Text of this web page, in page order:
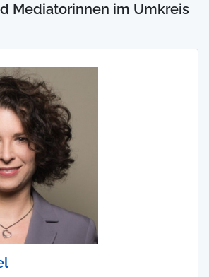
Mediatorinnen im Umkreis